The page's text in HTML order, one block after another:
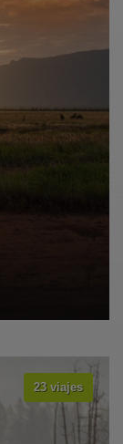
23 viajes